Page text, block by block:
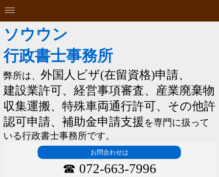
ソウウン
行政書士事務所
弊所は、 外国人ビザ(在留資格)申請、
建設業許可、 経営事項審査、 産業廃棄物
収集運搬、特殊車両通行許可、その他許
認可申請、補助金申請支援を専門に扱って
いる行政書士事務所です。
お問合わせは
☎ 072-663-7996